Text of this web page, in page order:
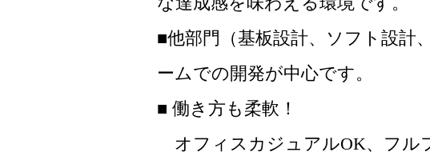
■他部門（基板設計、ソフト設計
ームでの開発が中心です。
■ 働き方も柔軟！
オフィスカジュアルOK、フル